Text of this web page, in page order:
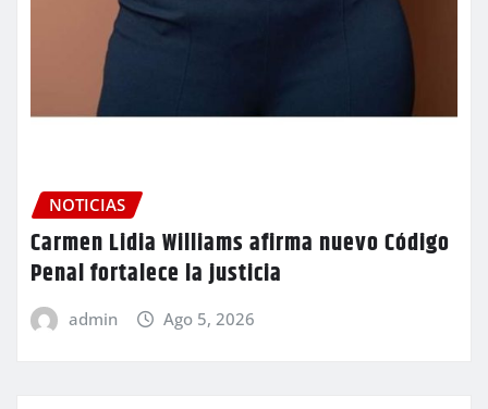
NOTICIAS
Carmen Lidia Williams afirma nuevo Código
Penal fortalece la justicia
admin Ago 5, 2026